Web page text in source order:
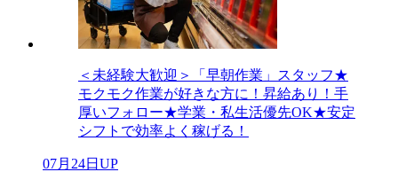
＜未経験大歓迎＞「早朝作業」スタッフ★
モクモク作業が好きな方に！昇給あり！手
厚いフォロー★学業・私生活優先OK★安定
シフトで効率よく稼げる！
07月24日UP